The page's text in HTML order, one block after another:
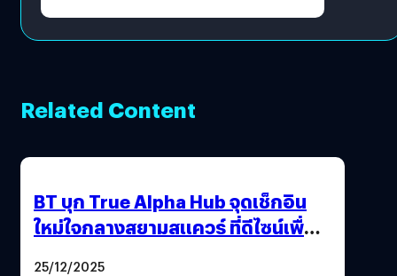
Related Content
BT บุก True Alpha Hub จุดเช็กอิน
ใหม่ใจกลางสยามสแควร์ ที่ดีไซน์เพื่อ
25/12/2025